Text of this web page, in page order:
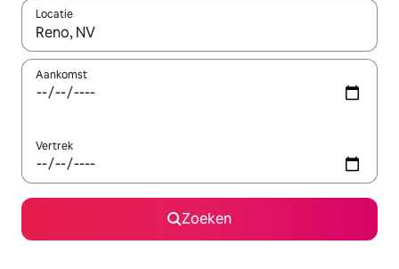
Locatie
Wanneer er resultaten beschikbaar zijn, maak je een keuze
Aankomst
Vertrek
Zoeken